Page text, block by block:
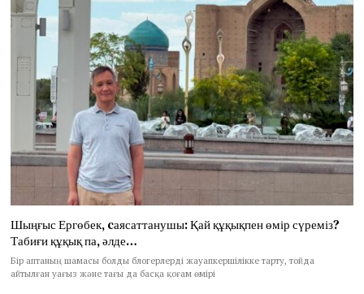
Шыңғыс Ергөбек, cаясаттанушы: Қай құқықпен өмір сүреміз?
Табиғи құқық па, әлде…
Бір аптаның шамасы болды блогерлерді жауапкершілікке тарту, тойда
айтылған уағыз және тағы да басқа қоғам өмірі